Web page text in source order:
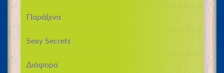
Παράξενα
Sexy Secrets
Διάφορα